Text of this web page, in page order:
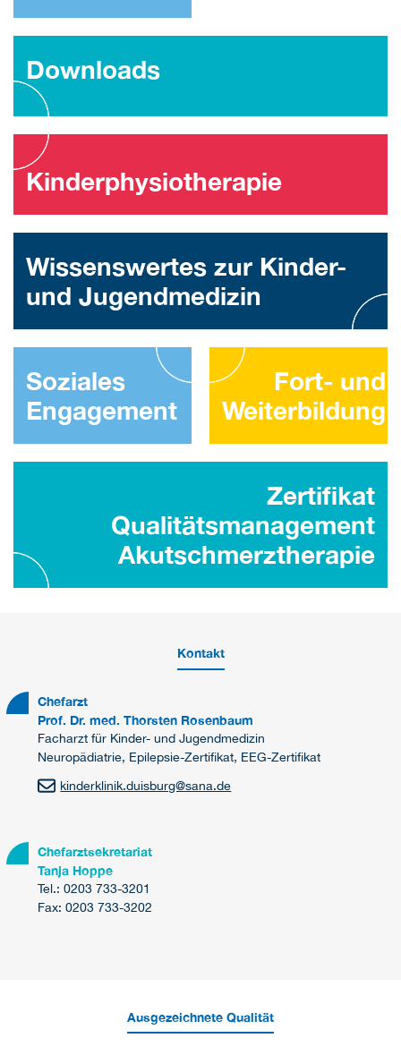
Downloads
Kinderphysiotherapie
Wissenswertes zur Kinder-
und Jugendmedizin
Soziales
Engagement
Fort- und
Weiterbildung
Zertifikat
Qualitätsmanagement
Akutschmerztherapie
Kontakt
Chefarzt
Prof. Dr. med. Thorsten Rosenbaum
Facharzt für Kinder- und Jugendmedizin
Neuropädiatrie, Epilepsie-Zertifikat, EEG-Zertifikat
kinderklinik.duisburg@sana.de
Chefarztsekretariat
Tanja Hoppe
Tel.: 0203 733-3201
Fax: 0203 733-3202
Ausgezeichnete Qualität